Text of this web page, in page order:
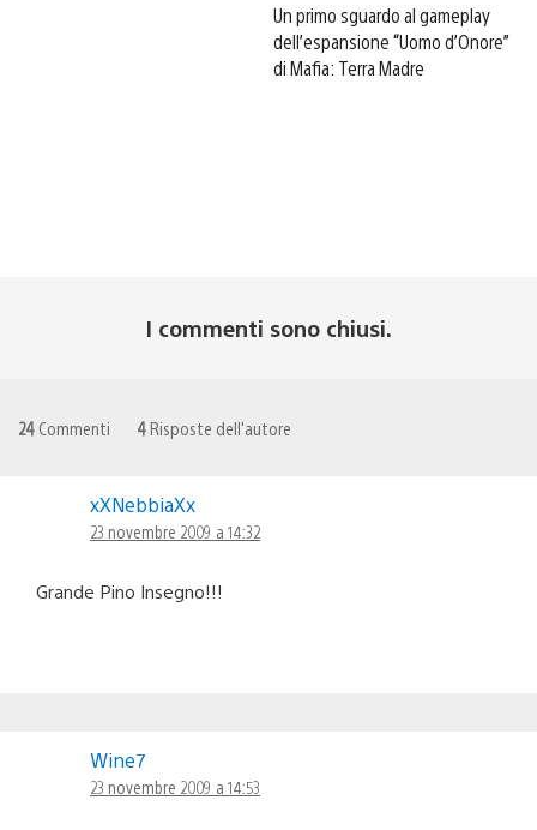
Un primo sguardo al gameplay
dell’espansione “Uomo d’Onore”
di Mafia: Terra Madre
I commenti sono chiusi.
24 Commenti 4 Risposte dell'autore
xXNebbiaXx
23 novembre 2009 a 14:32
Grande Pino Insegno!!!
Wine7
23 novembre 2009 a 14:53